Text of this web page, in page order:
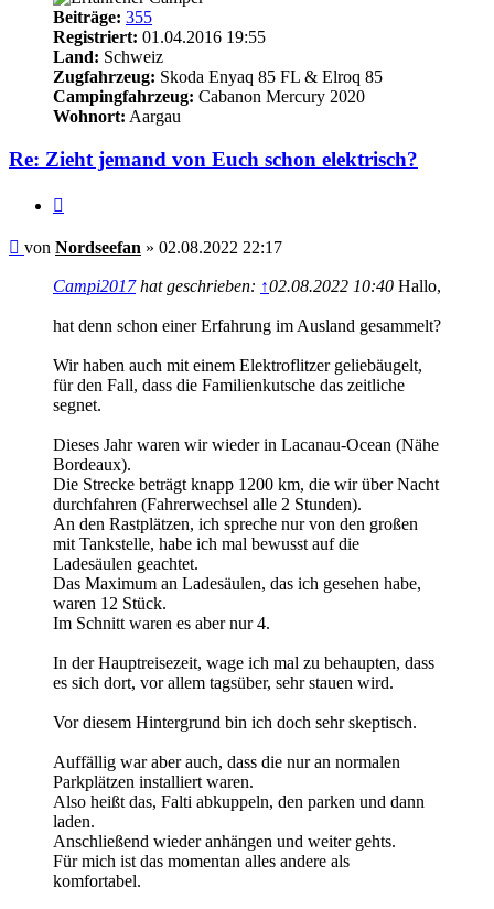
Beiträge: 355
Registriert: 01.04.2016 19:55
Land: Schweiz
Zugfahrzeug: Skoda Enyaq 85 FL & Elroq 85
Campingfahrzeug: Cabanon Mercury 2020
Wohnort: Aargau
Re: Zieht jemand von Euch schon elektrisch?
Beitrag
von Nordseefan » 02.08.2022 22:17
Campi2017hat geschrieben: ↑02.08.2022 10:40 Hallo,
hat denn schon einer Erfahrung im Ausland gesammelt?
Wir haben auch mit einem Elektroflitzer geliebäugelt,
für den Fall, dass die Familienkutsche das zeitliche
segnet.
Dieses Jahr waren wir wieder in Lacanau-Ocean (Nähe
Bordeaux).
Die Strecke beträgt knapp 1200 km, die wir über Nacht
durchfahren (Fahrerwechsel alle 2 Stunden).
An den Rastplätzen, ich spreche nur von den großen
mit Tankstelle, habe ich mal bewusst auf die
Ladesäulen geachtet.
Das Maximum an Ladesäulen, das ich gesehen habe,
waren 12 Stück.
Im Schnitt waren es aber nur 4.
In der Hauptreisezeit, wage ich mal zu behaupten, dass
es sich dort, vor allem tagsüber, sehr stauen wird.
Vor diesem Hintergrund bin ich doch sehr skeptisch.
Auffällig war aber auch, dass die nur an normalen
Parkplätzen installiert waren.
Also heißt das, Falti abkuppeln, den parken und dann
laden.
Anschließend wieder anhängen und weiter gehts.
Für mich ist das momentan alles andere als
komfortabel.